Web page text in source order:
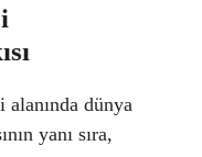
dünya
yanı sıra,